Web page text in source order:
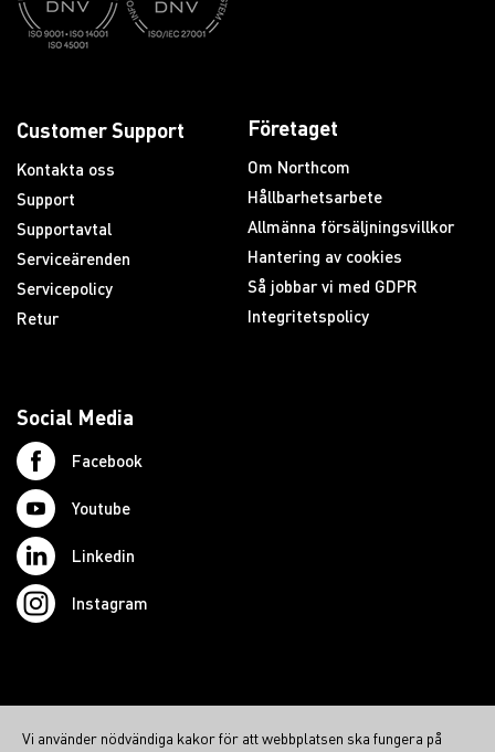
Customer Support
Kontakta oss
Support
Supportavtal
Serviceärenden
Servicepolicy
Retur
Företaget
Om Northcom
Hållbarhetsarbete
Allmänna försäljningsvillkor
Hantering av cookies
Så jobbar vi med GDPR
Integritetspolicy
Social Media
Facebook
Youtube
Linkedin
Instagram
Vi använder nödvändiga kakor för att webbplatsen ska fungera på